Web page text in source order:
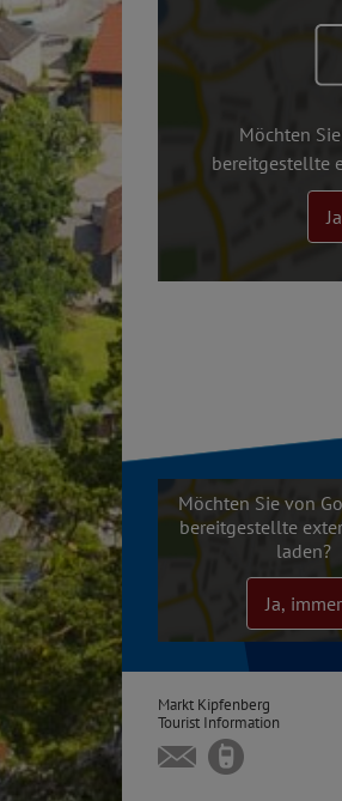
Möchten
bereitgestellte
Möchten Sie von
bereitgestellte
laden?
Ja, immer
Markt Kipfenberg
Tourist Information